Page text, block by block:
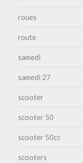
roues
route
samedi
samedi 27
scooter
scooter 50
scooter 50cc
scooters